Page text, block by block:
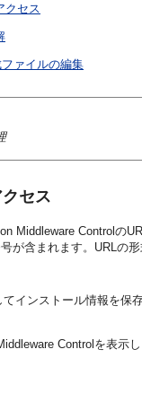
クセス
ァイルの編集
セス
Middleware Controlの
が含まれます。URLの
てインストール情報を保
Controlを表示